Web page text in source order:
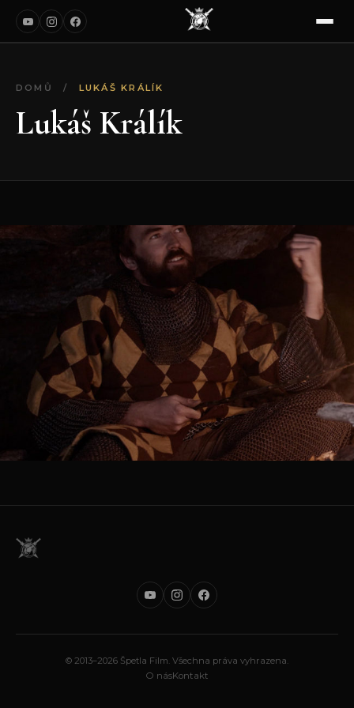
DOMŮ / LUKÁŠ KRÁLÍK
Lukáš Králík
© 2013–2026 Špetla Film. Všechna práva vyhrazena.
O násKontakt